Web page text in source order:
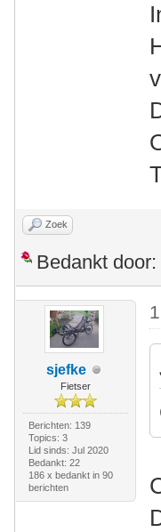
Zoek
Bedankt door:
sjefke
Fietser
Berichten: 139
Topics: 3
Lid sinds: Jul 2020
Bedankt: 22
186 x bedankt in 90
berichten